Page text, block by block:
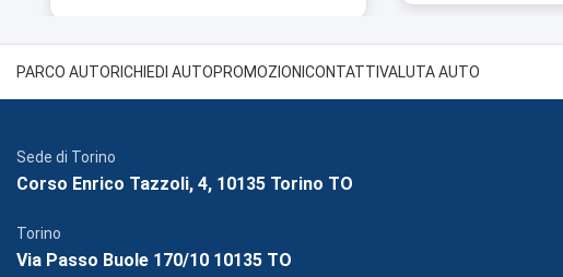
PARCO AUTORICHIEDI AUTOPROMOZIONI CONTATTI VALUTA AUTO
Sede di Torino
Corso Enrico Tazzoli, 4, 10135 Torino TO
Torino
Via Passo Buole 170/10 10135 TO